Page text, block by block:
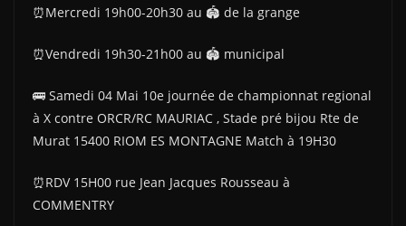
⏰Mercredi 19h00-20h30 au 🏟 de la grange
⏰Vendredi 19h30-21h00 au 🏟 municipal
🚌 Samedi 04 Mai 10e journée de championnat regional
à X contre ORCR/RC MAURIAC , Stade pré bijou Rte de
Murat 15400 RIOM ES MONTAGNE Match à 19H30
⏰RDV 15H00 rue Jean Jacques Rousseau à
COMMENTRY